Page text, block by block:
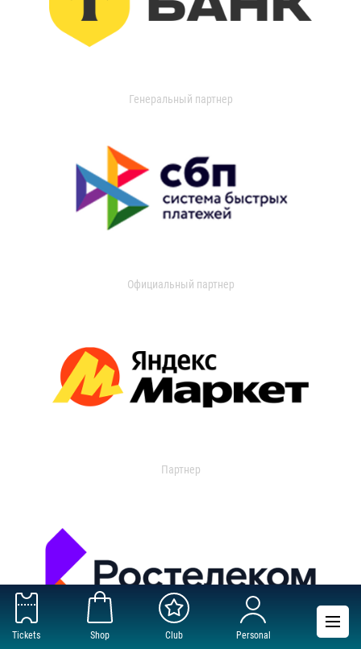
Tickets Shop Club Personal
Генеральный партнер
Официальный партнер
Партнер